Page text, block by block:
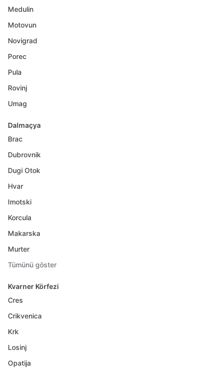
Medulin
Motovun
Novigrad
Porec
Pula
Rovinj
Umag
Dalmaçya
Brac
Dubrovnik
Dugi Otok
Hvar
Imotski
Korcula
Makarska
Murter
Tümünü göster
Kvarner Körfezi
Cres
Crikvenica
Krk
Losinj
Opatija